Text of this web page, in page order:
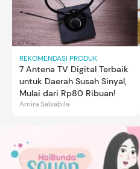
REKOMENDASI PRODUK
7 Antena TV Digital Terbaik
untuk Daerah Susah Sinyal,
Mulai dari Rp80 Ribuan!
Amira Salsabila